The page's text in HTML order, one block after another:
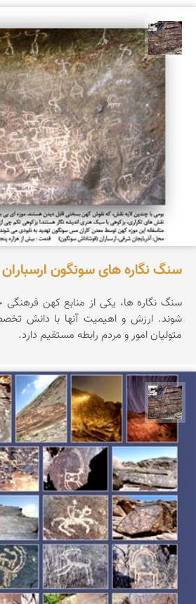
محمد ناصری فرد
سنگ نگاره های سونگون
سنگ نگاره ها، یکی از منابع کهن
شوند. ارزش و اهیمیت آنها با دانش
متولیان امور و مردم رابطه مستقیم دارد.
محمد ناصری فرد